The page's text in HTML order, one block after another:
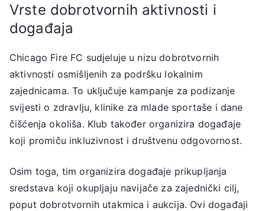
Vrste dobrotvornih aktivnosti i
događaja
Chicago Fire FC sudjeluje u nizu dobrotvornih
aktivnosti osmišljenih za podršku lokalnim
zajednicama. To uključuje kampanje za podizanje
svijesti o zdravlju, klinike za mlade sportaše i dane
čišćenja okoliša. Klub također organizira događaje
koji promiču inkluzivnost i društvenu odgovornost.
Osim toga, tim organizira događaje prikupljanja
sredstava koji okupljaju navijače za zajednički cilj,
poput dobrotvornih utakmica i aukcija. Ovi događaji